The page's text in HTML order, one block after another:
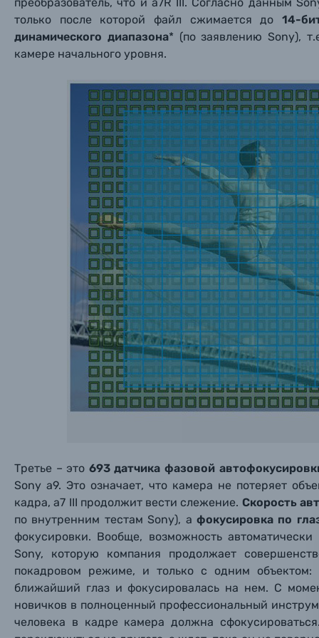
Имя
Имя
Каталог товаров
Цифровые фотоаппараты
Пленочные фотоаппараты
Фотокамеры моментальной печати
Объективы для фотоаппаратов
Вспышки для фотоаппаратов
Аксессуары для фото и видеокамер
Оптические приборы
Электроника
Заказ
Вами с
Имя*
только после которой файл сжимается до 14-
динамического диапазона* (по заявлению Sony),
камере начального уровня.
Третье – это 693 датчика фазовой
Sony a9. Это означает, что камера не потеряет
кадра, a7 III продолжит вести слежение. Скорость
по внутренним тестам Sony), а фокусировка по
фокусировки. Вообще, возможность
Sony, которую компания продолжает
покадровом режиме, и только с одним объектом:
ближайший глаз и фокусировалась на нем. С
новичков в полноценный профессиональный
человека в кадре камера должна
Имя